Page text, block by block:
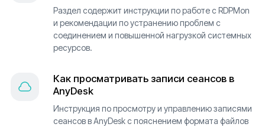
Раздел содержит инструкции по работе с RDPMon
и рекомендации по устранению проблем с
соединением и повышенной нагрузкой системных
ресурсов.
Как просматривать записи сеансов в
AnyDesk
Инструкция по просмотру и управлению записями
сеансов в AnyDesk с пояснением формата файлов